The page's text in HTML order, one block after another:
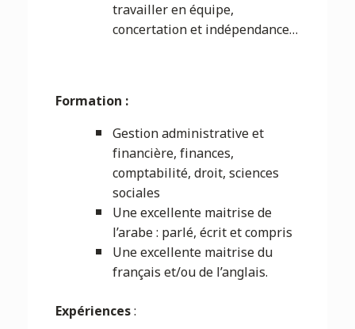
travailler en équipe,
concertation et indépendance…
Formation :
Gestion administrative et
financière, finances,
comptabilité, droit, sciences
sociales
Une excellente maitrise de
l’arabe : parlé, écrit et compris
Une excellente maitrise du
français et/ou de l’anglais.
Expériences: